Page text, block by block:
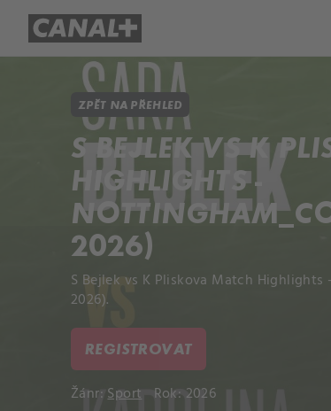
ZPĚT NA PŘEHLED
S BEJLEK VS K
HIGHLIGHTS -
2026)
S Bejlek vs K Pliskova Match Highlights
2026).
REGISTROVAT
Žánr:Sport Rok: 2026